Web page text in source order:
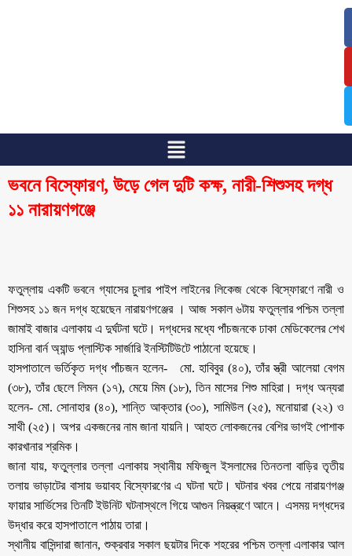
ভবনে বিস্ফোরণ, উড়ে গেল দুটি কক্ষ, নারী-শিশুসহ দগ্ধ
১১ নারায়ণগঞ্জে
ফতুল্লায় একটি ভবনে গ্যাসের চুলার পাইপ লাইনের লিকেজ থেকে বিস্ফোরণে নারী ও
শিশুসহ ১১ জন দগ্ধ হয়েছেন নারায়ণগঞ্জের । আজ সকাল ৬টায় ফতুল্লার পশ্চিম তল্লা
জামাই বাজার এলাকায় এ দুর্ঘটনা ঘটে। দগ্ধদের মধ্যে পাঁচজনকে ঢাকা মেডিকেলের শেখ
হাসিনা বার্ন অ্যান্ড প্লাস্টিক সার্জারি ইনস্টিটিউটে পাঠানো হয়েছে।
হাসপাতালে ভর্তিকৃত দগ্ধ পাঁচজন হলেন- মো. হাবিবুর (৪০), তাঁর স্ত্রী আলেয়া বেগম
(৩৮), তাঁর ছেলে লিমন (১৭), মেয়ে মিম (১৮), তিন মাসের শিশু মাহিরা। দগ্ধ অন্যরা
হলেন- মো. সোনাহার (৪০), শান্তি আক্তার (৩০), সামিউল (২৫), মনোয়ারা (২২) ও
সাথী (২৫)। অপর একজনের নাম জানা যায়নি। আহত লোকজনের বেশির ভাগই পোশাক
কারখানার শ্রমিক।
জানা যায়, ফতুল্লার তল্লা এলাকায় স্থানীয় মফিজুল ইসলামের তিনতলা বাড়ির তৃতীয়
তলায় ভাড়াটের বাসায় ভয়াবহ বিস্ফোরণের এ ঘটনা ঘটে। ঘটনার খবর পেয়ে নারায়ণগঞ্জ
ফায়ার সার্ভিসের তিনটি ইউনিট ঘটনাস্থলে গিয়ে আগুন নিয়ন্ত্রণে আনে। এসময় দগ্ধদের
উদ্ধার করে হাসপাতালে পাঠায় তারা।
স্থানীয় বাসিন্দারা জানান, শুক্রবার সকাল ছয়টার দিকে শহরের পশ্চিম তল্লা এলাকার আল